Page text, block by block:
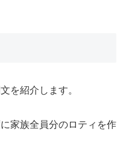
を紹介します。
家族全員分のロティを作